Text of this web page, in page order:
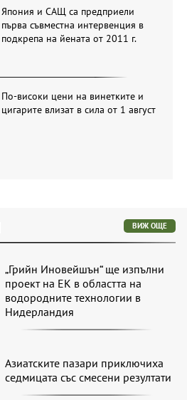
Япония и САЩ са предприели
първа съвместна интервенция в
подкрепа на йената от 2011 г.
По-високи цени на винетките и
цигарите влизат в сила от 1 август
ВИЖ ОЩЕ
„Грийн Иновейшън“ ще изпълни
проект на ЕК в областта на
водородните технологии в
Нидерландия
Азиатските пазари приключиха
седмицата със смесени резултати